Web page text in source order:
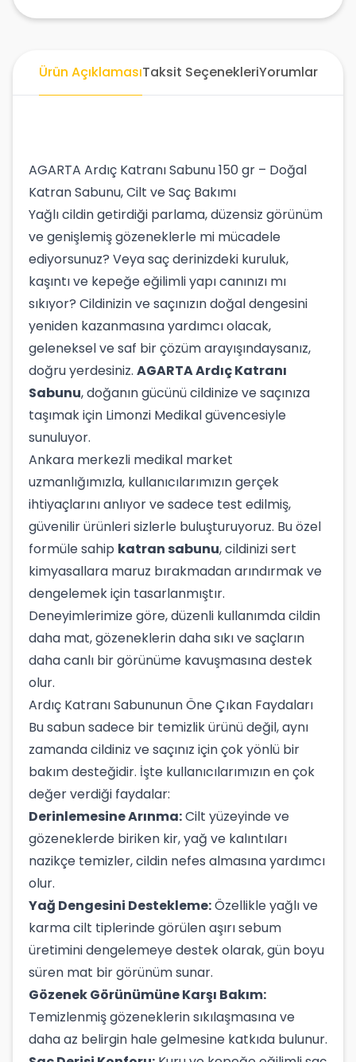
Ürün AçıklamasıTaksit SeçenekleriYorumlar
AGARTA Ardıç Katranı Sabunu 150 gr – Doğal
Katran Sabunu, Cilt ve Saç Bakımı
Yağlı cildin getirdiği parlama, düzensiz görünüm
ve genişlemiş gözeneklerle mi mücadele
ediyorsunuz? Veya saç derinizdeki kuruluk,
kaşıntı ve kepeğe eğilimli yapı canınızı mı
sıkıyor? Cildinizin ve saçınızın doğal dengesini
yeniden kazanmasına yardımcı olacak,
geleneksel ve saf bir çözüm arayışındaysanız,
doğru yerdesiniz. AGARTA Ardıç Katranı
Sabunu, doğanın gücünü cildinize ve saçınıza
taşımak için Limonzi Medikal güvencesiyle
sunuluyor.
Ankara merkezli medikal market
uzmanlığımızla, kullanıcılarımızın gerçek
ihtiyaçlarını anlıyor ve sadece test edilmiş,
güvenilir ürünleri sizlerle buluşturuyoruz. Bu özel
formüle sahip katran sabunu, cildinizi sert
kimyasallara maruz bırakmadan arındırmak ve
dengelemek için tasarlanmıştır.
Deneyimlerimize göre, düzenli kullanımda cildin
daha mat, gözeneklerin daha sıkı ve saçların
daha canlı bir görünüme kavuşmasına destek
olur.
Ardıç Katranı Sabununun Öne Çıkan Faydaları
Bu sabun sadece bir temizlik ürünü değil, aynı
zamanda cildiniz ve saçınız için çok yönlü bir
bakım desteğidir. İşte kullanıcılarımızın en çok
değer verdiği faydalar:
Derinlemesine Arınma:Cilt yüzeyinde ve
gözeneklerde biriken kir, yağ ve kalıntıları
nazikçe temizler, cildin nefes almasına yardımcı
olur.
Yağ Dengesini Destekleme:Özellikle yağlı ve
karma cilt tiplerinde görülen aşırı sebum
üretimini dengelemeye destek olarak, gün boyu
süren mat bir görünüm sunar.
Gözenek Görünümüne Karşı Bakım:
Temizlenmiş gözeneklerin sıkılaşmasına ve
daha az belirgin hale gelmesine katkıda bulunur.